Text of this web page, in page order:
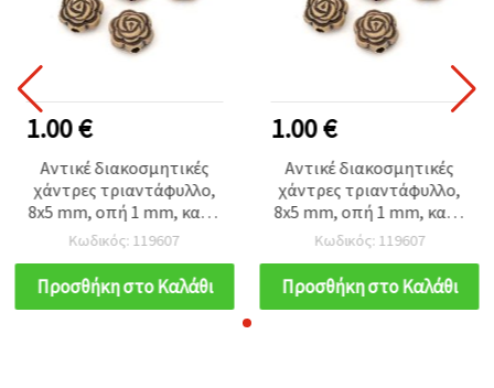
1.00 €
Αντικέ διακοσμητικές
χάντρες τριαντάφυλλο,
8x5 mm, οπή 1 mm, καφέ
– 50 g (~240 τεμ.)
Κωδικός: 119607
Προσθήκη στο Καλάθι
1.00 €
Αντικέ διακοσμητικές
χάντρες τριαντάφυλλο,
8x5 mm, οπή 1 mm, καφέ
– 50 g (~240 τεμ.)
Κωδικός: 119607
Προσθήκη στο Καλάθι